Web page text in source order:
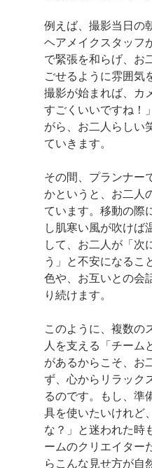
例えば、撮影当日の
ヘアメイクスタッフ
で緊張を和らげ、お
ごせるように雰囲気
撮影が始まれば、カ
すごくいいですね！
がら、お二人らしい
ていきます。
その間、プランナー
かというと、お二人
ています。移動の際
し肌寒い風が吹けば
して、お二人が「次
う」と不安になるこ
色や、お互いとの会
り続けます。
このように、複数の
人を支える「チーム
があるからこそ、お
ず、心からリラック
るのです。もし、準
具を使いたいけれど
な？」と迷われた時
ームのクリエイター
らこんな見せ方が自